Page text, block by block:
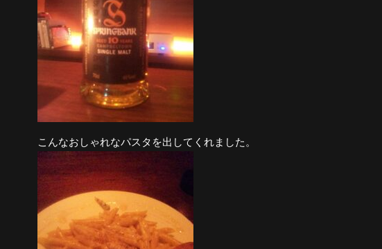
こんなおしゃれなパスタを出してくれました。